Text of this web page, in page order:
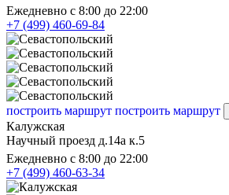
Ежедневно с 8:00 до 22:00
+7 (499) 460-69-84
построить маршрут построить маршрут
Калужская
Научный проезд д.14а к.5
Ежедневно с 8:00 до 22:00
+7 (499) 460-63-34